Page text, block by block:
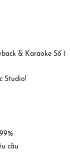
& Karaoke Số 1
Studio!
cầu